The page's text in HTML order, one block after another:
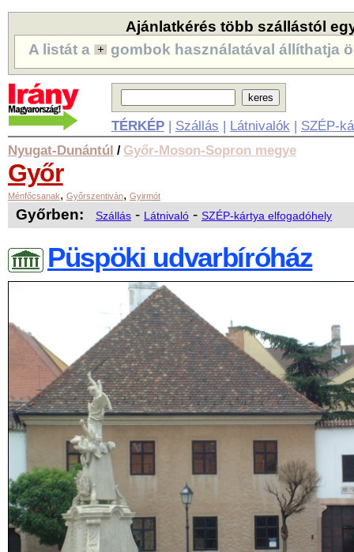
Ajánlatkérés több szállástól
A listát a
gombok használatával állíthatja
TÉRKÉP| Szállás | Látnivalók | SZÉP-
Nyugat-Dunántúl / Győr-Moson-Sopron megye
Győr
Ménfőcsanak, Győrszentiván, Gyirmót
Győrben: Szállás - Látnivaló - SZÉP-kártya elfogadóhely
Püspöki udvarbíróház